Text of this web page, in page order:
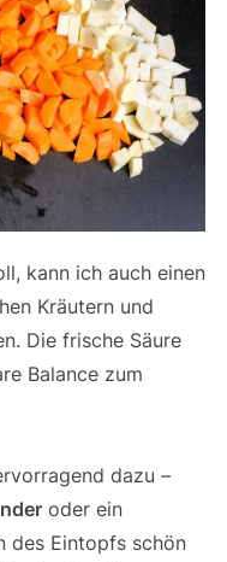
kann ich auch einen
Kräutern und
Die frische Säure
Balance zum
dazu –
oder ein
des Eintopfs schön